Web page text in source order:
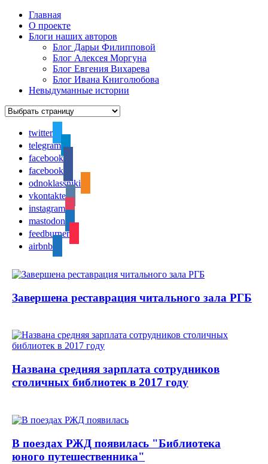
Главная
О проекте
Блоги наших авторов
Блог Дарьи Филипповой
Блог Алексея Моргуна
Блог Евгения Вихарева
Блог Ивана Книголюбова
Невыдуманные истории
twitter
telegram
facebook
facebook
odnoklassniki
vkontakte
instagram
mastodon
feedburner
airbnb
Завершена реставрация читального зала РГБ
Названа средняя зарплата сотрудников
столичных библиотек в 2017 году
В поездах РЖД появилась "Библиотека
юного путешественника"